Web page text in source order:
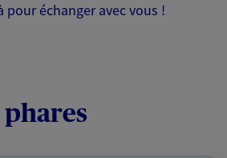
échanger avec vous !
phares